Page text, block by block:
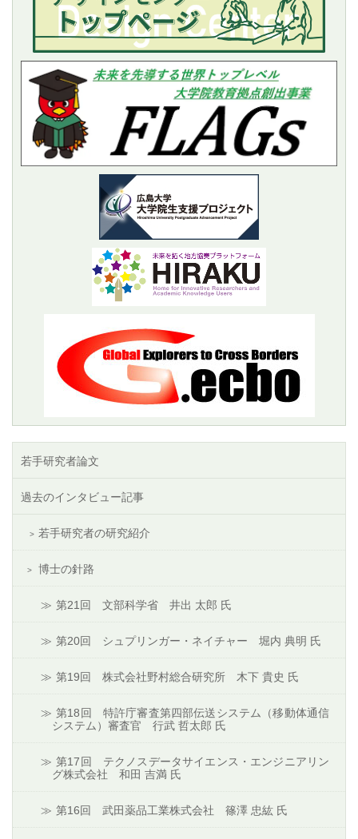
若手研究者論文
過去のインタビュー記事
若手研究者の研究紹介
博士の針路
第21回 文部科学省 井出 太郎 氏
第20回 シュプリンガー・ネイチャー 堀内 典明 氏
第19回 株式会社野村総合研究所 木下 貴史 氏
第18回 特許庁審査第四部伝送システム（移動体通信
システム）審査官 行武 哲太郎 氏
第17回 テクノスデータサイエンス・エンジニアリン
グ株式会社 和田 吉満 氏
第16回 武田薬品工業株式会社 篠澤 忠紘 氏